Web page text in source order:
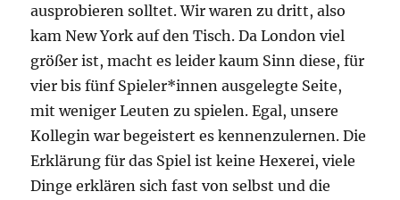
ausprobieren solltet. Wir waren zu dritt, also
kam New York auf den Tisch. Da London viel
größer ist, macht es leider kaum Sinn diese, für
vier bis fünf Spieler*innen ausgelegte Seite,
mit weniger Leuten zu spielen. Egal, unsere
Kollegin war begeistert es kennenzulernen. Die
Erklärung für das Spiel ist keine Hexerei, viele
Dinge erklären sich fast von selbst und die